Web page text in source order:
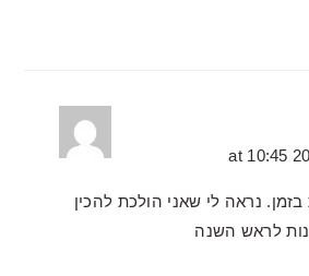
נראה לי שאני הולכת להכין
לראש השנה